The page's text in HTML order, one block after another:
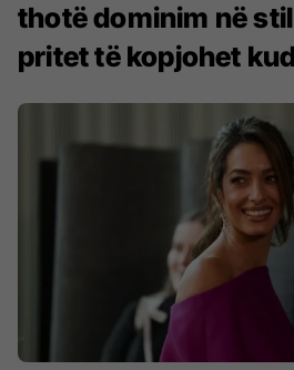
thotë dominim në
pritet të kopjohet